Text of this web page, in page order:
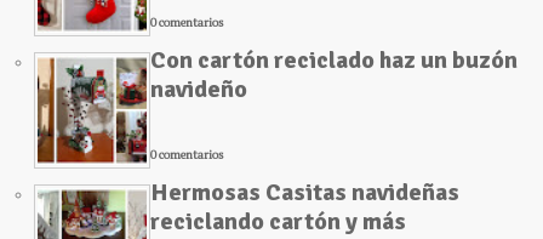
0 comentarios
Con cartón reciclado haz un buzón
navideño
0 comentarios
Hermosas Casitas navideñas
reciclando cartón y más